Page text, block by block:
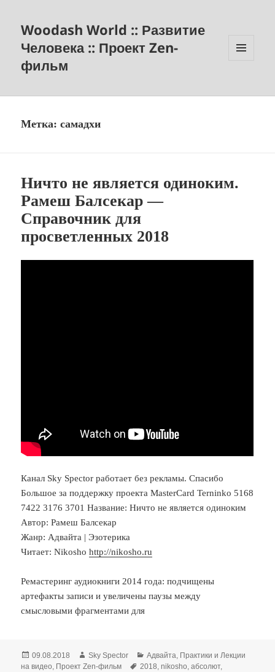
Woodash World :: Развитие
Человека :: Проект Zen-
фильм
Метка:самадхи
Ничто не является одиноким.
Рамеш Балсекар —
Справочник для
просветленных 2018
Канал Sky Spector работает без рекламы. Спасибо
Большое за поддержку проекта MasterCard Terninko 5168
7422 3176 3701 Название: Ничто не является одиноким
Автор: Рамеш Балсекар
Жанр: Адвайта | Эзотерика
Читает: Nikoshohttp://nikosho.ru
Ремастеринг аудиокниги 2014 года: подчищены
артефакты записи и увеличены паузы между
смысловыми фрагментами для
Опубликовано
09.08.2018 Автор
Sky Spector Рубрики
Адвайта, Практики и Лекции
на видео, Проект Zen-фильм Метки
2018,nikosho,абсолют,